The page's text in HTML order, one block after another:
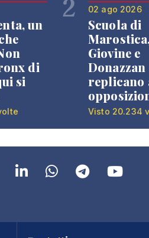
un
di
si
02 ago 2026
Scuola di
Giovine e
Donazzan
replicano
Visto 20.234